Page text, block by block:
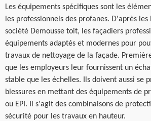
Les équipements spécifiques sont les
les professionnels des profanes. D'après
société Demousse toit, les façadiers
équipements adaptés et modernes pour
travaux de nettoyage de la façade.
que les employeurs leur fournissent un
stable que les échelles. Ils doivent aussi se
blessures en mettant des équipements de
ou EPI. Il s'agit des combinaisons de
sécurité pour les travaux en hauteur.